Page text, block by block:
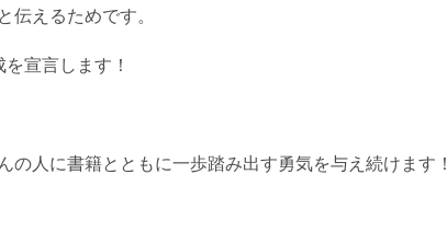
伝えるためです。
宣言します！
の人に書籍とともに一歩踏み出す勇気を与え続けます！